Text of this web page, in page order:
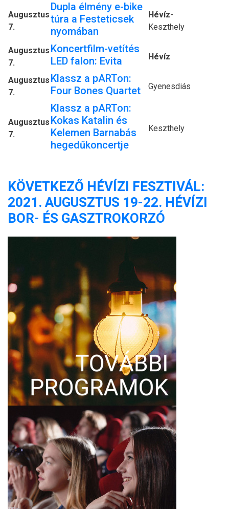
Augusztus
7.
Dupla élmény e-bike
túra a Festeticsek
nyomában
Hévíz-
Keszthely
Augusztus
7.
Koncertfilm-vetítés
LED falon: Evita
Hévíz
Augusztus
7.
Klassz a pARTon:
Four Bones Quartet
Gyenesdiás
Augusztus
7.
Klassz a pARTon:
Kokas Katalin és
Kelemen Barnabás
hegedűkoncertje
Keszthely
KÖVETKEZŐ HÉVÍZI FESZTIVÁL:
2021. AUGUSZTUS 19-22. HÉVÍZI
BOR- ÉS GASZTROKORZÓ